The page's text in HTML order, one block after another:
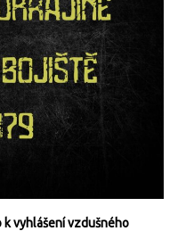
k vyhlášení vzdušného